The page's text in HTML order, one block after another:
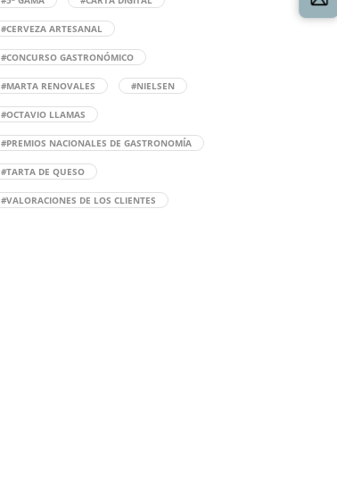
#CERVEZA ARTESANAL
#CONCURSO GASTRONÓMICO
#MARTA RENOVALES #NIELSEN
#OCTAVIO LLAMAS
#PREMIOS NACIONALES DE GASTRONOMÍA
#TARTA DE QUESO
#VALORACIONES DE LOS CLIENTES